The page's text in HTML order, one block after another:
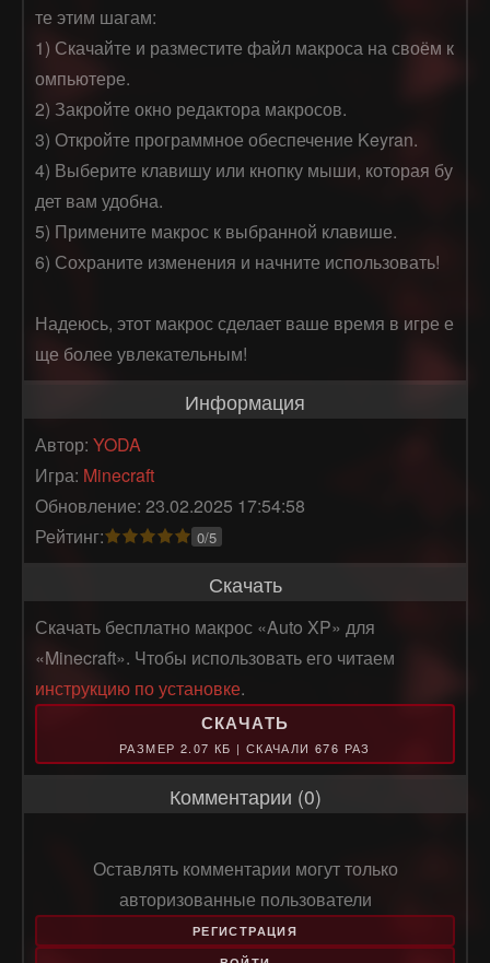
те этим шагам:
1) Скачайте и разместите файл макроса на своём к
омпьютере.
2) Закройте окно редактора макросов.
3) Откройте программное обеспечение Keyran.
4) Выберите клавишу или кнопку мыши, которая бу
дет вам удобна.
5) Примените макрос к выбранной клавише.
6) Сохраните изменения и начните использовать!
Надеюсь, этот макрос сделает ваше время в игре е
ще более увлекательным!
Информация
Автор: YODA
Игра: Minecraft
Обновление: 23.02.2025 17:54:58
Рейтинг:
0/5
Скачать
Скачать бесплатно макрос «Auto XP» для
«Minecraft». Чтобы использовать его читаем
инструкцию по установке.
СКАЧАТЬ
РАЗМЕР 2.07 КБ | СКАЧАЛИ 676 РАЗ
Комментарии (0)
Оставлять комментарии могут только
авторизованные пользователи
РЕГИСТРАЦИЯ